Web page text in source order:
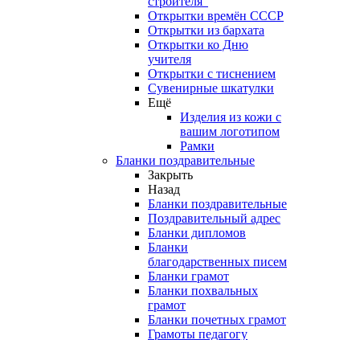
Открытки времён СССР
Открытки из бархата
Открытки ко Дню
учителя
Открытки с тиснением
Сувенирные шкатулки
Ещё
Изделия из кожи с
вашим логотипом
Рамки
Бланки поздравительные
Закрыть
Назад
Бланки поздравительные
Поздравительный адрес
Бланки дипломов
Бланки
благодарственных писем
Бланки грамот
Бланки похвальных
грамот
Бланки почетных грамот
Грамоты педагогу